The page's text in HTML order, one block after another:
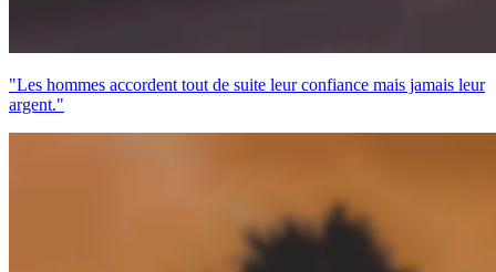
"Les hommes accordent tout de suite leur confiance mais jamais leur
argent."